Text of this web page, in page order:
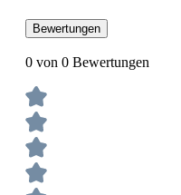
Bewertungen
0 von 0 Bewertungen